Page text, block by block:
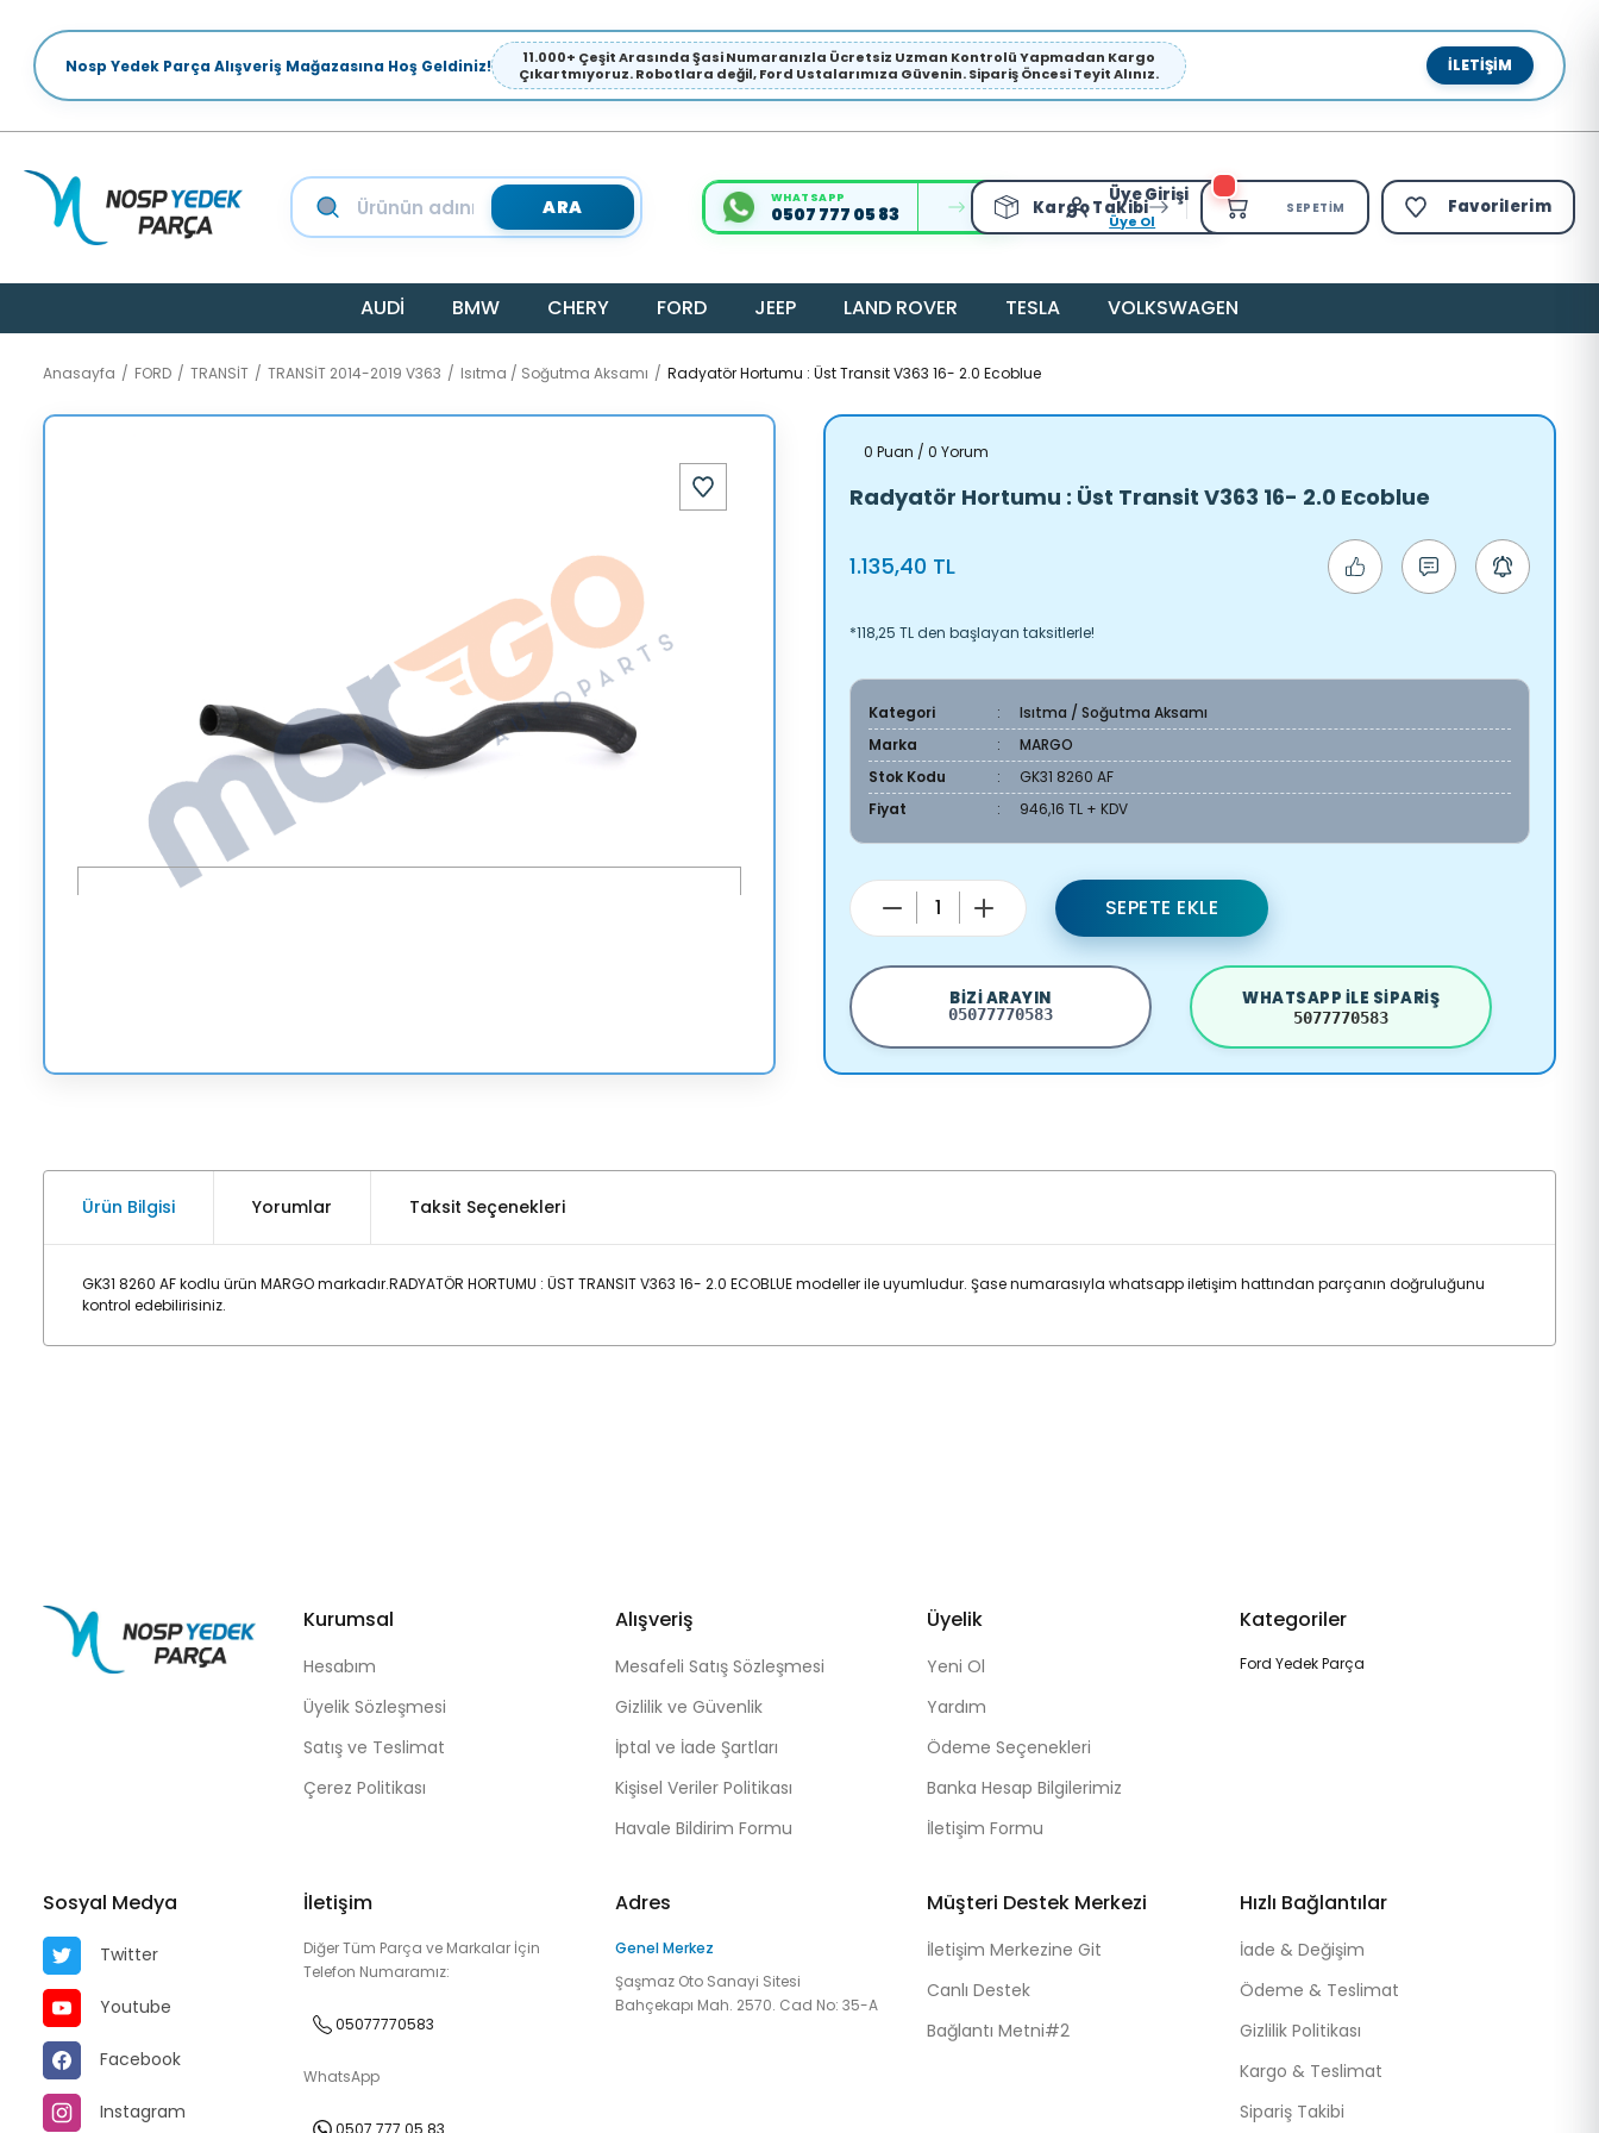
Nosp Yedek Parça Alışveriş Mağazasına Hoş Geldiniz!
11.000+ Çeşit Arasında Şasi Numaranızla Ücretsiz Uzman Kontrolü Yapmadan Kargo
Çıkartmıyoruz. Robotlara değil, Ford Ustalarımıza Güvenin. Sipariş Öncesi Teyit Alınız.
İLETIŞIM
ARA WHATSAPP
0507 777 05 83 Kargo Takibi
Üye Girişi
Üye Ol
SEPETIM Favorilerim
AUDİ BMW CHERY FORD JEEP LAND ROVER TESLA VOLKSWAGEN
Anasayfa FORD TRANSİT TRANSİT 2014-2019 V363 Isıtma / Soğutma Aksamı Radyatör Hortumu : Üst Transit V363 16- 2.0 Ecoblue
0 Puan / 0 Yorum
Radyatör Hortumu : Üst Transit V363 16- 2.0 Ecoblue
1.135,40 TL
*118,25 TL den başlayan taksitlerle!
Kategori
Isıtma / Soğutma Aksamı
Marka
MARGO
Stok Kodu
GK31 8260 AF
Fiyat
946,16 TL + KDV
SEPETE EKLE
BIZI ARAYIN
05077770583
WHATSAPP ILE SIPARIŞ
5077770583
Ürün Bilgisi Yorumlar Taksit Seçenekleri
GK31 8260 AF kodlu ürün MARGO markadır.RADYATÖR HORTUMU : ÜST TRANSIT V363 16- 2.0 ECOBLUE modeller ile uyumludur. Şase numarasıyla whatsapp iletişim hattından parçanın doğruluğunu
kontrol edebilirisiniz.
Kurumsal
Hesabım
Üyelik Sözleşmesi
Satış ve Teslimat
Çerez Politikası
Alışveriş
Mesafeli Satış Sözleşmesi
Gizlilik ve Güvenlik
İptal ve İade Şartları
Kişisel Veriler Politikası
Havale Bildirim Formu
Üyelik
Yeni Ol
Yardım
Ödeme Seçenekleri
Banka Hesap Bilgilerimiz
İletişim Formu
Kategoriler
Ford Yedek Parça
Sosyal Medya
Twitter
Youtube
Facebook
Instagram
İletişim
Diğer Tüm Parça ve Markalar İçin
Telefon Numaramız:
05077770583
WhatsApp
0507 777 05 83
Adres
Genel Merkez
Şaşmaz Oto Sanayi Sitesi
Bahçekapı Mah. 2570. Cad No: 35-A
Müşteri Destek Merkezi
İletişim Merkezine Git
Canlı Destek
Bağlantı Metni#2
Hızlı Bağlantılar
İade & Değişim
Ödeme & Teslimat
Gizlilik Politikası
Kargo & Teslimat
Sipariş Takibi